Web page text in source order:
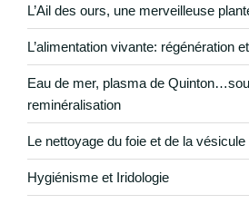
L’Ail des ours, une merveilleuse
L’alimentation vivante: régénération
Eau de mer, plasma de
reminéralisation
Le nettoyage du foie et de la vésicule
Hygiénisme et Iridologie